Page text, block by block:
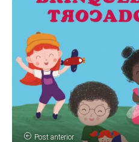
Post anterior